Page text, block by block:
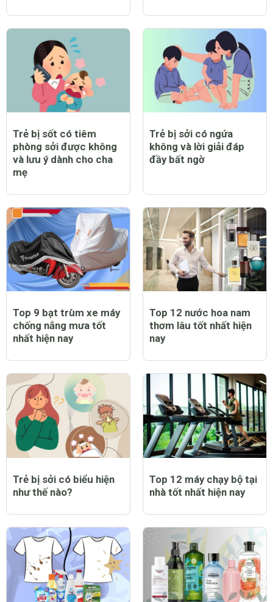
Trẻ bị sốt có tiêm
phòng sởi được không
và lưu ý dành cho cha
mẹ
Trẻ bị sởi có ngứa
không và lời giải đáp
đầy bất ngờ
Top 9 bạt trùm xe máy
chống nắng mưa tốt
nhất hiện nay
Top 12 nước hoa nam
thơm lâu tốt nhất hiện
nay
Trẻ bị sởi có biểu hiện
như thế nào?
Top 12 máy chạy bộ tại
nhà tốt nhất hiện nay